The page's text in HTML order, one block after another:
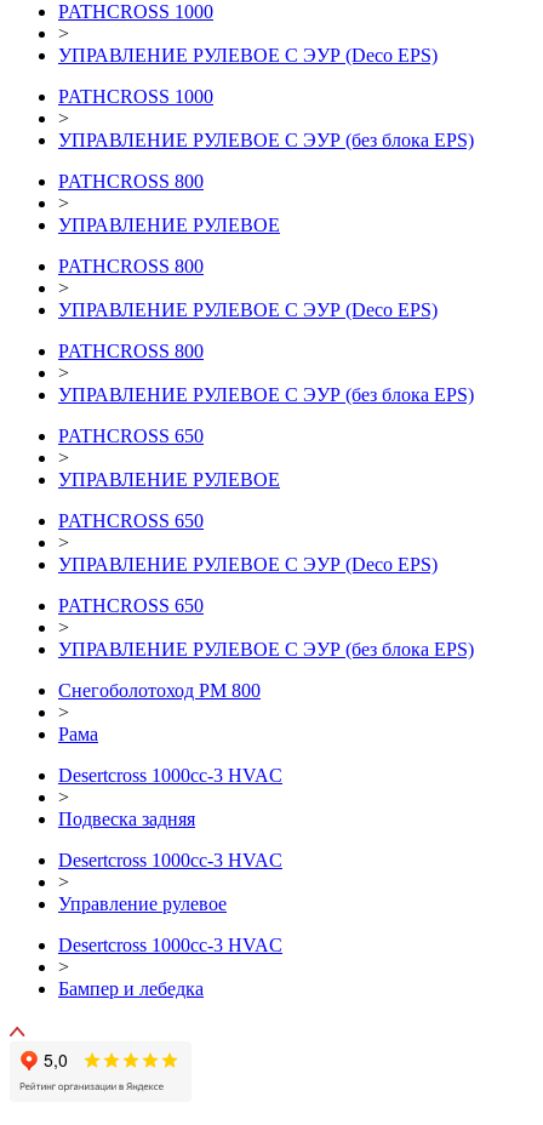
PATHCROSS 1000
>
УПРАВЛЕНИЕ РУЛЕВОЕ С ЭУР (Deco EPS)
PATHCROSS 1000
>
УПРАВЛЕНИЕ РУЛЕВОЕ С ЭУР (без блока EPS)
PATHCROSS 800
>
УПРАВЛЕНИЕ РУЛЕВОЕ
PATHCROSS 800
>
УПРАВЛЕНИЕ РУЛЕВОЕ С ЭУР (Deco EPS)
PATHCROSS 800
>
УПРАВЛЕНИЕ РУЛЕВОЕ С ЭУР (без блока EPS)
PATHCROSS 650
>
УПРАВЛЕНИЕ РУЛЕВОЕ
PATHCROSS 650
>
УПРАВЛЕНИЕ РУЛЕВОЕ С ЭУР (Deco EPS)
PATHCROSS 650
>
УПРАВЛЕНИЕ РУЛЕВОЕ С ЭУР (без блока EPS)
Снегоболотоход РМ 800
>
Рама
Desertcross 1000cc-3 HVAC
>
Подвеска задняя
Desertcross 1000cc-3 HVAC
>
Управление рулевое
Desertcross 1000cc-3 HVAC
>
Бампер и лебедка